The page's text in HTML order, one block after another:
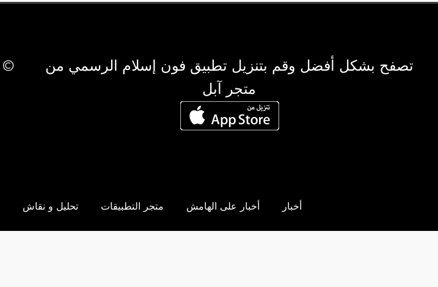
تصفح بشكل أفضل وقم بتنزيل تطبيق فون إسلام الرسمي من
متجر آبل
© 2007 - 2026 | جميع الحقوق محفوظة لشركة
أخبار أخبار على الهامش متجر التطبيقات تحليل و نقاش